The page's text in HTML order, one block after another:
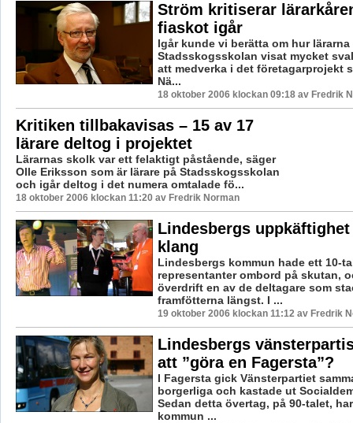
Ström kritiserar
fiaskot igår
Igår kunde vi berätta om hur lärarna
Stadsskogsskolan visat mycket
att medverka i det företagarprojekt
Nä...
18 oktober 2006 klockan 09:18 av Fredrik
Kritiken tillbakavisas – 15 av 17
lärare deltog i projektet
Lärarnas skolk var ett felaktigt påstående, säger
Olle Eriksson som är lärare på Stadsskogsskolan
och igår deltog i det numera omtalade fö...
18 oktober 2006 klockan 11:20 av Fredrik Norman
Lindesbergs
klang
Lindesbergs kommun hade ett 10-
representanter ombord på skutan,
överdrift en av de deltagare som
framfötterna längst. I ...
19 oktober 2006 klockan 11:12 av Fredrik
Lindesbergs
att ”göra en Fagersta”?
I Fagersta gick Vänsterpartiet
borgerliga och kastade ut
Sedan detta övertag, på 90-talet,
kommun ...